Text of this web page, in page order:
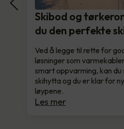
Skibod og
du den perfekte
Ved å legge til rette for
løsninger som
smart oppvarming, kan du
skihytta og du er klar for
løypene.
Les mer